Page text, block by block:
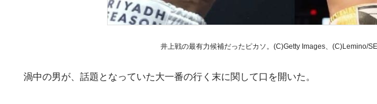
井上戦の最有力候補だったピカソ。(C)Getty Images、(C)Lemino/
渦中の男が、話題となっていた大一番の行く末に関して口を開いた。